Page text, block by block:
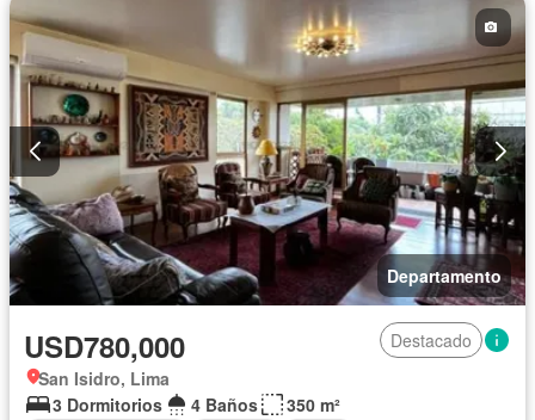
Departamento
USD780,000
Destacado
San Isidro, Lima
3 Dormitorios
4 Baños
350 m²